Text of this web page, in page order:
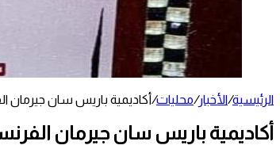
الرئيسية/الأخبار/محليات/أكاديمية باريس سان جيرمان
أكاديمية باريس سان جيرمان